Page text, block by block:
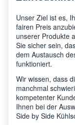
Unser Ziel ist es,
fairen Preis
unserer Produkte
Sie sicher sein,
dem Austausch
funktioniert.
Wir wissen, dass
manchmal
kompetenter
Ihnen bei der
Side by Side